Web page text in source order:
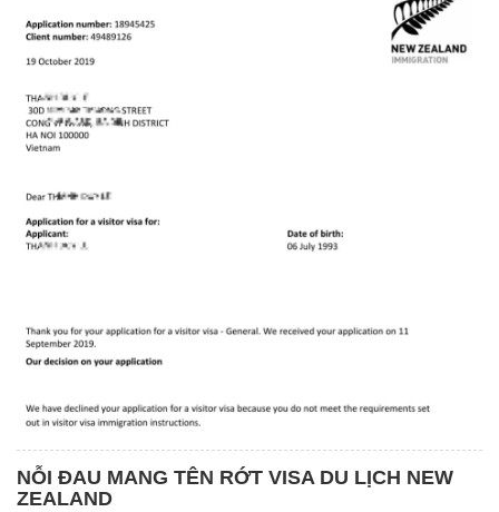
NỖI ĐAU MANG TÊN RỚT VISA DU LỊCH NEW
ZEALAND